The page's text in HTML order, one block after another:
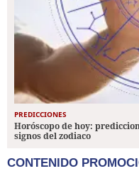
PREDICCIONES
Horóscopo de hoy:
signos del zodiaco
CONTENIDO